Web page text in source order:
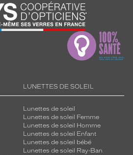
LUNETTES DE SOLEIL
Lunettes de soleil
Lunettes de soleil Femme
Lunettes de soleil Homme
Lunettes de soleil Enfant
Lunettes de soleil bébé
Lunettes de soleil Ray-Ban